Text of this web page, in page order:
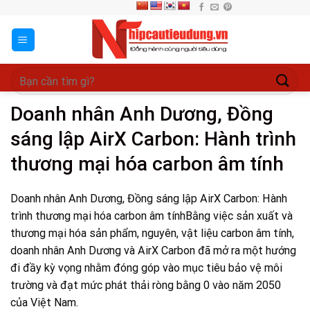
content
Doanh nhân Anh Dương, Đồng
sáng lập AirX Carbon: Hành trình
thương mại hóa carbon âm tính
Doanh nhân Anh Dương, Đồng sáng lập AirX Carbon: Hành
trình thương mại hóa carbon âm tínhBằng việc sản xuất và
thương mại hóa sản phẩm, nguyên, vật liệu carbon âm tính,
doanh nhân Anh Dương và AirX Carbon đã mở ra một hướng
đi đầy kỳ vọng nhằm đóng góp vào mục tiêu bảo vệ môi
trường và đạt mức phát thải ròng bằng 0 vào năm 2050
của Việt Nam.